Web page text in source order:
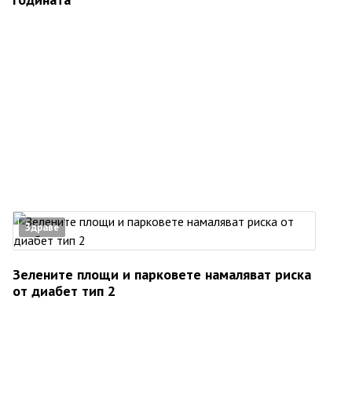
Здраве
Зелените площи и парковете намаляват риска
от диабет тип 2